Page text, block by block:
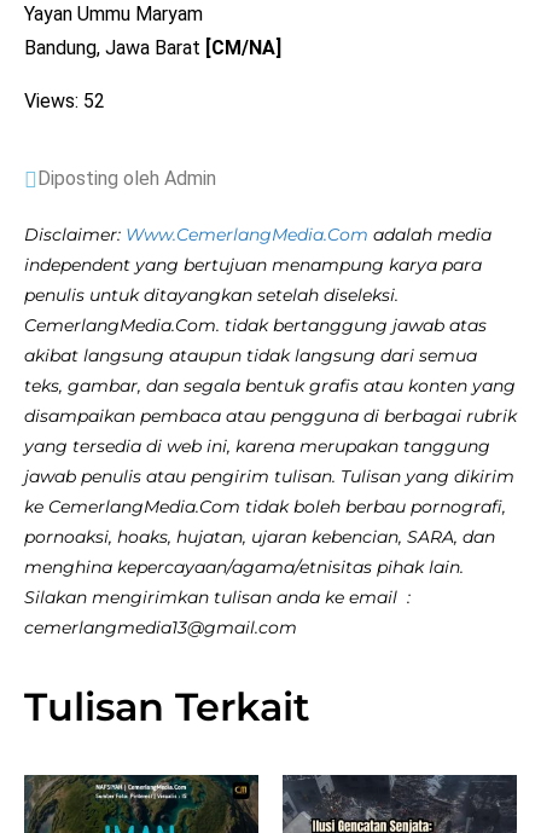
Yayan Ummu Maryam
Bandung, Jawa Barat [CM/NA]
Views: 52
Diposting oleh Admin
Disclaimer: Www.CemerlangMedia.Com adalah media
independent yang bertujuan menampung karya para
penulis untuk ditayangkan setelah diseleksi.
CemerlangMedia.Com. tidak bertanggung jawab atas
akibat langsung ataupun tidak langsung dari semua
teks, gambar, dan segala bentuk grafis atau konten yang
disampaikan pembaca atau pengguna di berbagai rubrik
yang tersedia di web ini, karena merupakan tanggung
jawab penulis atau pengirim tulisan. Tulisan yang dikirim
ke CemerlangMedia.Com tidak boleh berbau pornografi,
pornoaksi, hoaks, hujatan, ujaran kebencian, SARA, dan
menghina kepercayaan/agama/etnisitas pihak lain.
Silakan mengirimkan tulisan anda ke email :
cemerlangmedia13@gmail.com
Tulisan Terkait